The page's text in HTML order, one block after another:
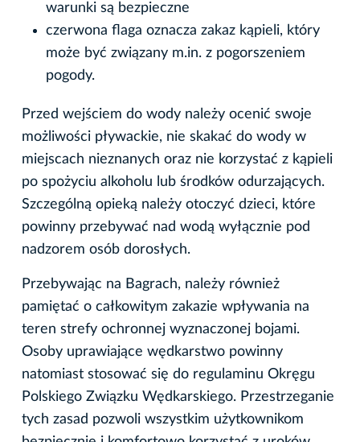
warunki są bezpieczne
czerwona flaga oznacza zakaz kąpieli, który
może być związany m.in. z pogorszeniem
pogody.
Przed wejściem do wody należy ocenić swoje
możliwości pływackie, nie skakać do wody w
miejscach nieznanych oraz nie korzystać z kąpieli
po spożyciu alkoholu lub środków odurzających.
Szczególną opieką należy otoczyć dzieci, które
powinny przebywać nad wodą wyłącznie pod
nadzorem osób dorosłych.
Przebywając na Bagrach, należy również
pamiętać o całkowitym zakazie wpływania na
teren strefy ochronnej wyznaczonej bojami.
Osoby uprawiające wędkarstwo powinny
natomiast stosować się do regulaminu Okręgu
Polskiego Związku Wędkarskiego. Przestrzeganie
tych zasad pozwoli wszystkim użytkownikom